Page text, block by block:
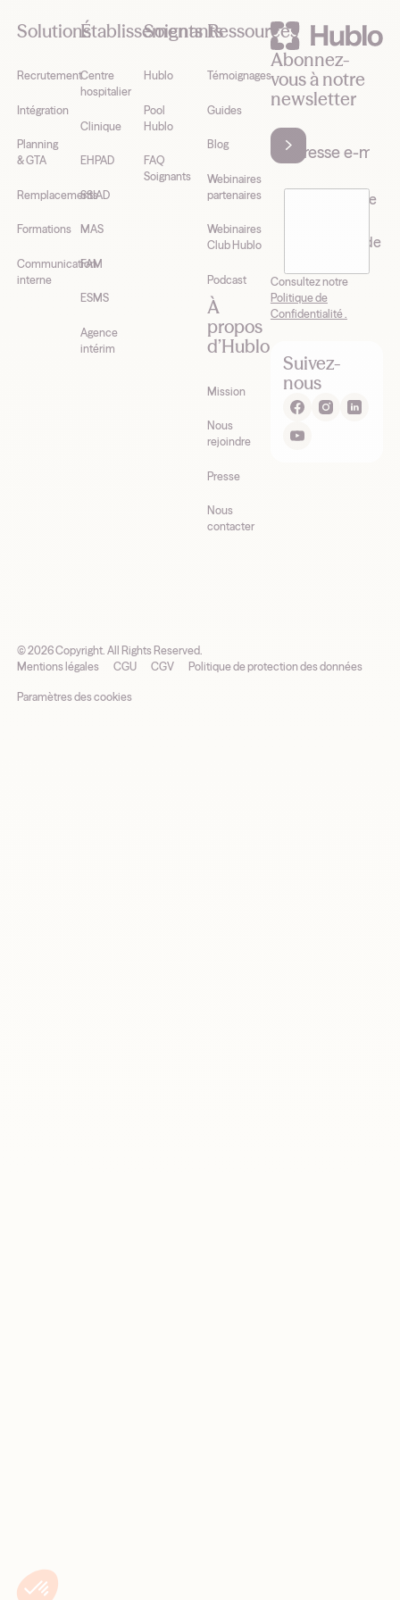
Solutions
Recrutement
Intégration
Planning
& GTA
Remplacements
Formations
Communication
interne
Établissements
Centre
hospitalier
Clinique
EHPAD
SSIAD
MAS
FAM
ESMS
Agence
intérim
Soignants
Hublo
Pool
Hublo
FAQ
Soignants
Ressources
Témoignages
Guides
Blog
Webinaires
partenaires
Webinaires
Club Hublo
Podcast
À
propos
d’Hublo
Mission
Nous
rejoindre
Presse
Nous
contacter
Abonnez-
vous à notre
newsletter
J’accepte de
newsletter de
Consultez notre
Politique de
Confidentialité .
Suivez-
nous
©2026Copyright. All Rights Reserved.
Mentions légales
CGU CGV Politique de protection des données
Paramètres des cookies